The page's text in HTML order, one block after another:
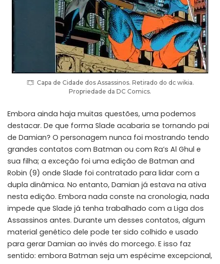
Capa de Cidade dos Assassinos. Retirado do dc wikia.
Propriedade da DC Comics.
Embora ainda haja muitas questões, uma podemos
destacar. De que forma Slade acabaria se tornando pai
de Damian? O personagem nunca foi mostrando tendo
grandes contatos com Batman ou com Ra’s Al Ghul e
sua filha; a exceção foi uma edição de Batman and
Robin (9) onde Slade foi contratado para lidar com a
dupla dinâmica. No entanto, Damian já estava na ativa
nesta edição. Embora nada conste na cronologia, nada
impede que Slade já tenha trabalhado com a Liga dos
Assassinos antes. Durante um desses contatos, algum
material genético dele pode ter sido colhido e usado
para gerar Damian ao invés do morcego. E isso faz
sentido: embora Batman seja um espécime excepcional,